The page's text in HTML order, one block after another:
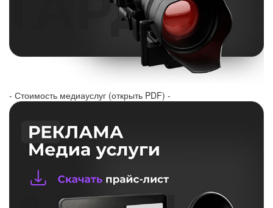
- Стоимость медиауслуг (открыть PDF) -